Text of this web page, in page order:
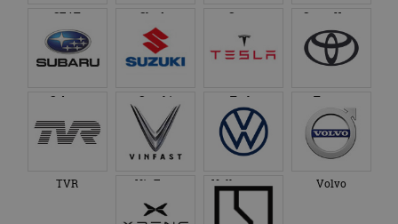
SEAT Skoda Smart SsangYong
Subaru Suzuki Tesla Toyota
TVR VinFast Volkswagen Volvo